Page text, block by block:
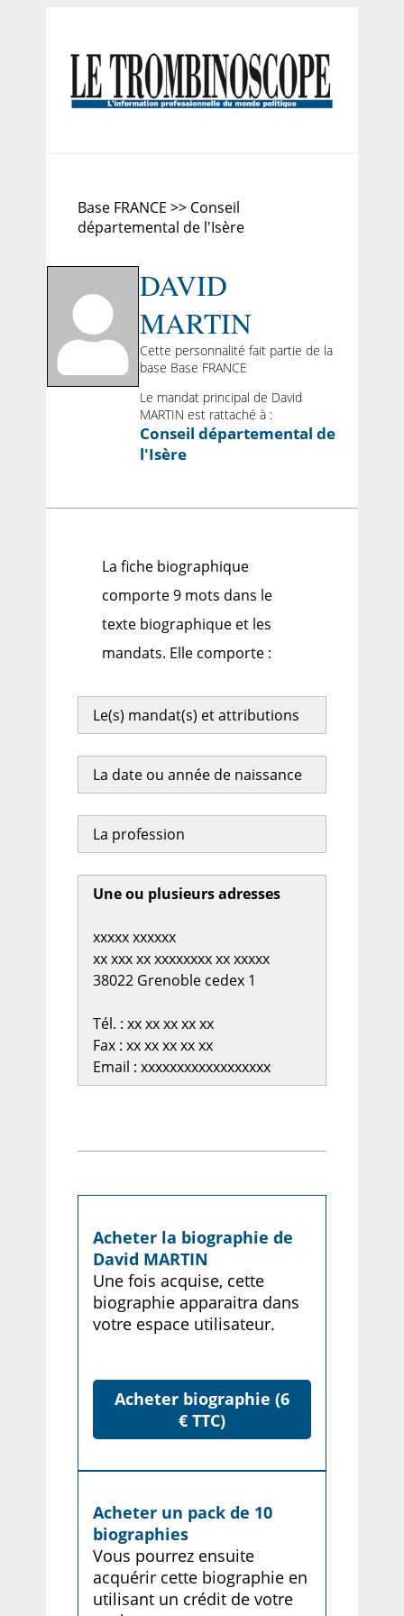
Base FRANCE >> Conseil
départemental de l'Isère
DAVID
MARTIN
Cette personnalité fait partie de la
base Base FRANCE
Le mandat principal de David
MARTIN est rattaché à :
Conseil départemental de
l'Isère
La fiche biographique
comporte 9 mots dans le
texte biographique et les
mandats. Elle comporte :
Le(s) mandat(s) et attributions
La date ou année de naissance
La profession
Une ou plusieurs adresses
xxxxx xxxxxx
xx xxx xx xxxxxxxx xx xxxxx
38022 Grenoble cedex 1
Tél. : xx xx xx xx xx
Fax : xx xx xx xx xx
Email : xxxxxxxxxxxxxxxxxx
Acheter la biographie de
David MARTIN
Une fois acquise, cette
biographie apparaitra dans
votre espace utilisateur.
Acheter biographie (6
€ TTC)
Acheter un pack de 10
biographies
Vous pourrez ensuite
acquérir cette biographie en
utilisant un crédit de votre